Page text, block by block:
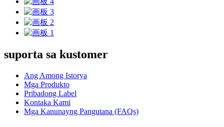
suporta sa kustomer
Ang Among Istorya
Mga Produkto
Pribadong Label
Kontaka Kami
Mga Kanunayng Pangutana (FAQs)